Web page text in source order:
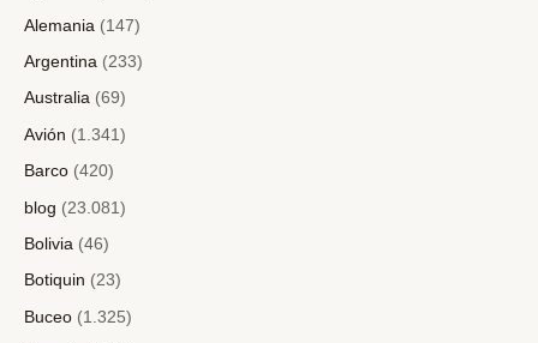
Alemania (147)
Argentina (233)
Australia (69)
Avión (1.341)
Barco (420)
blog (23.081)
Bolivia (46)
Botiquin (23)
Buceo (1.325)